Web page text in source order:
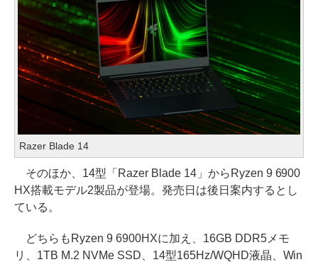
Razer Blade 14
そのほか、14型「Razer Blade 14」からRyzen 9 6900
HX搭載モデル2製品が登場。発売日は後日案内するとし
ている。
どちらもRyzen 9 6900HXに加え、16GB DDR5メモ
リ、1TB M.2 NVMe SSD、14型165Hz/WQHD液晶、Win